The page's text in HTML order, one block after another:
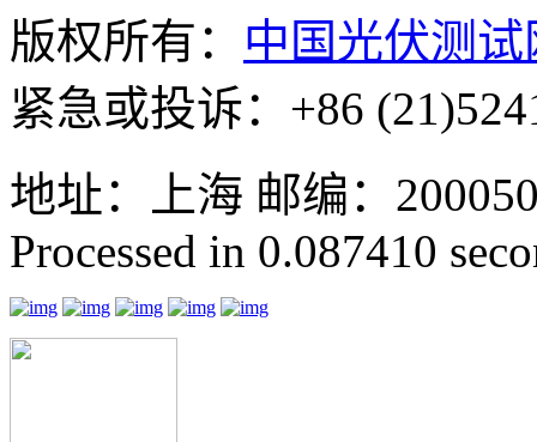
版权所有： 中国光伏测试
紧急或投诉：+86
地址：上海 邮编：
Processed in 0.087410